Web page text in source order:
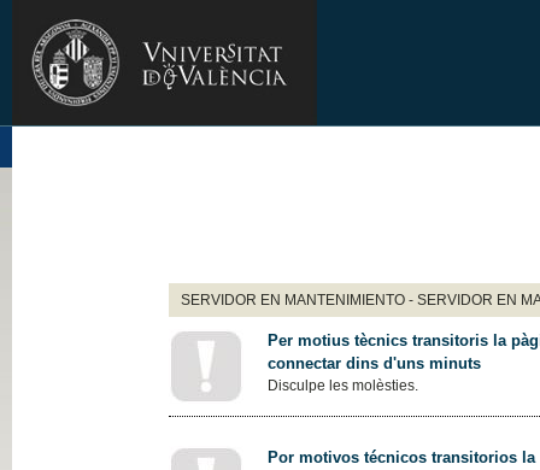
SERVIDOR EN MANTENIMIENTO - SERVIDOR EN
Per motius tècnics transitoris la
connectar dins d'uns minuts
Disculpe les molèsties.
Por motivos técnicos transitorios